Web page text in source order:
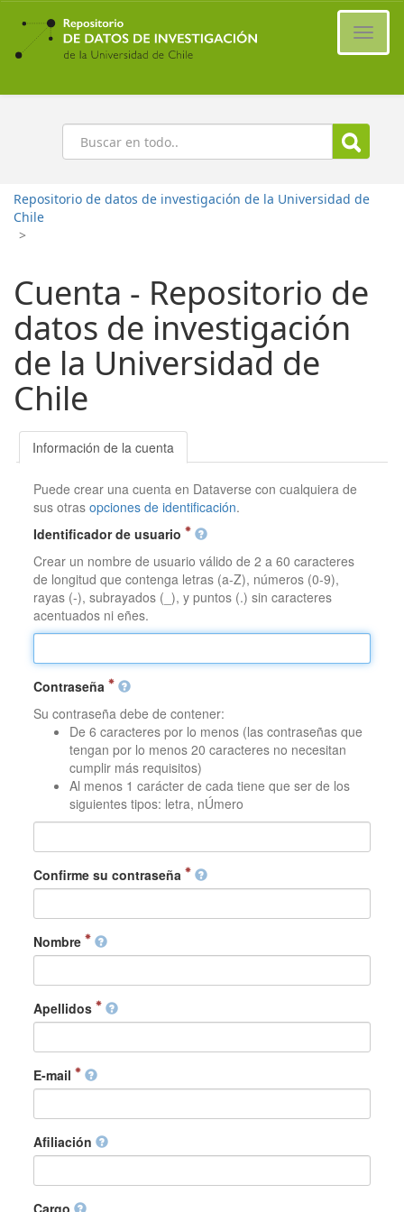
Ir
contenido
principal
Buscar
Repositorio de datos de investigación de la Universidad de
Chile
>
Cuenta - Repositorio de
datos de investigación
de la Universidad de
Chile
Información de la cuenta
Puede crear una cuenta en Dataverse con cualquiera de
sus otrasopciones de identificación.
Identificador de usuario
Crear un nombre de usuario válido de 2 a 60 caracteres
de longitud que contenga letras (a-Z), números (0-9),
rayas (-), subrayados (_), y puntos (.) sin caracteres
acentuados ni eñes.
Contraseña
Su contraseña debe de contener:
De 6 caracteres por lo menos (las contraseñas que
tengan por lo menos 20 caracteres no necesitan
cumplir más requisitos)
Al menos 1 carácter de cada tiene que ser de los
siguientes tipos: letra, nÚmero
Confirme su contraseña
Nombre
Apellidos
E-mail
Afiliación
Cargo